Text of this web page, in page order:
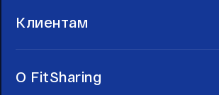
Клиентам
О FitSharing